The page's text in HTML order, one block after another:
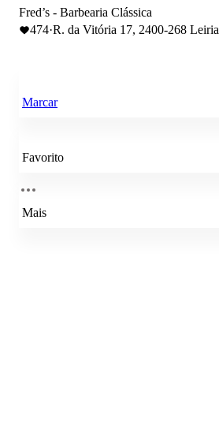
Fred’s - Barbearia Clássica
474·R. da Vitória 17, 2400-268 Leiria
Marcar
Favorito
Mais